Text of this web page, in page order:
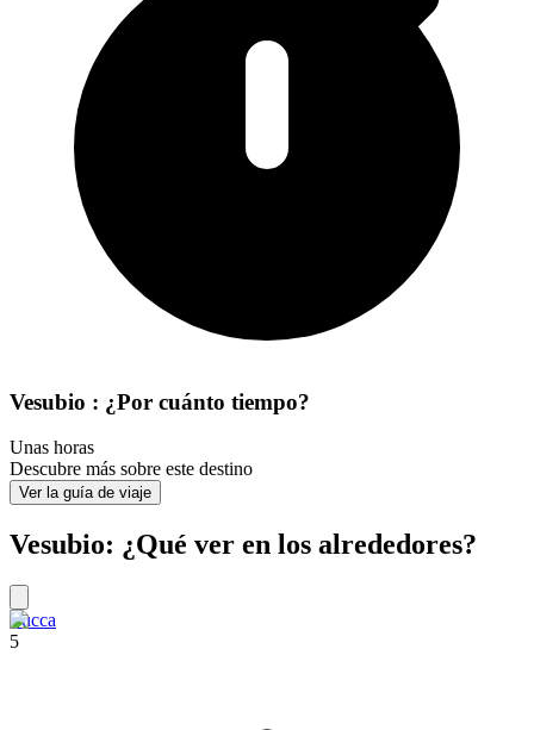
Vesubio : ¿Por cuánto tiempo?
Unas horas
Descubre más sobre este destino
Ver la guía de viaje
Vesubio: ¿Qué ver en los alrededores?
Lucca
5